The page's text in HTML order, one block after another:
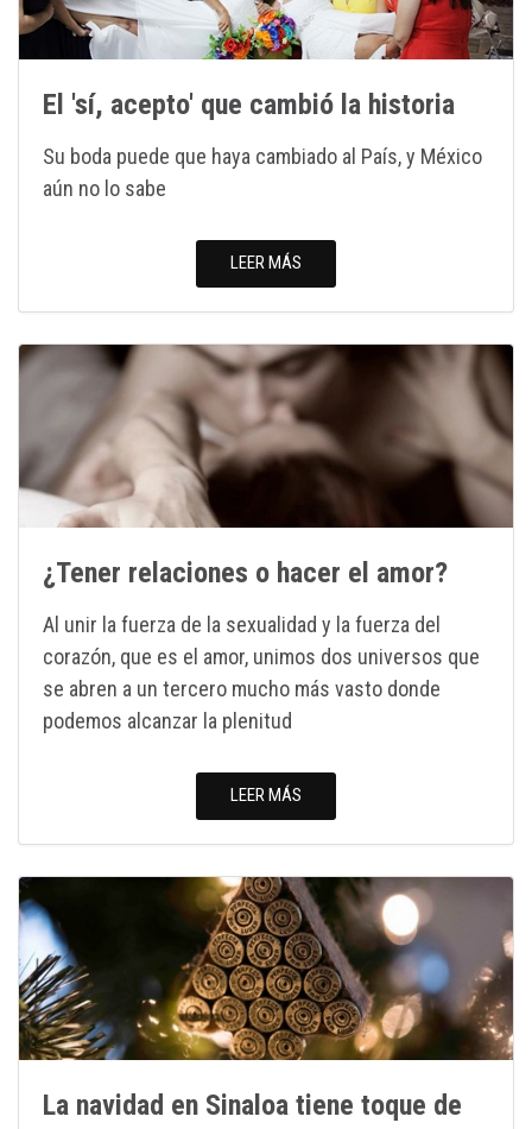
El 'sí, acepto' que cambió la historia
Su boda puede que haya cambiado al País, y México
aún no lo sabe
LEER MÁS
¿Tener relaciones o hacer el amor?
Al unir la fuerza de la sexualidad y la fuerza del
corazón, que es el amor, unimos dos universos que
se abren a un tercero mucho más vasto donde
podemos alcanzar la plenitud
LEER MÁS
La navidad en Sinaloa tiene toque de